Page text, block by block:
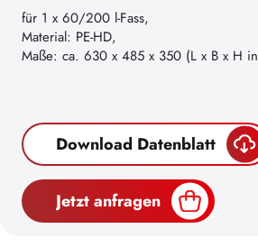
für 1 x 60/200 l-Fass,
Material: PE-HD,
Maße: ca. 630 x 485 x 350 (L x B x H
Download Datenblatt
Jetzt anfragen